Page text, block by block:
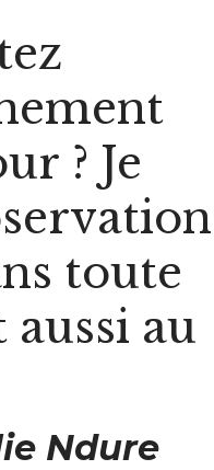
? Je
toute
aussi au
Ndure